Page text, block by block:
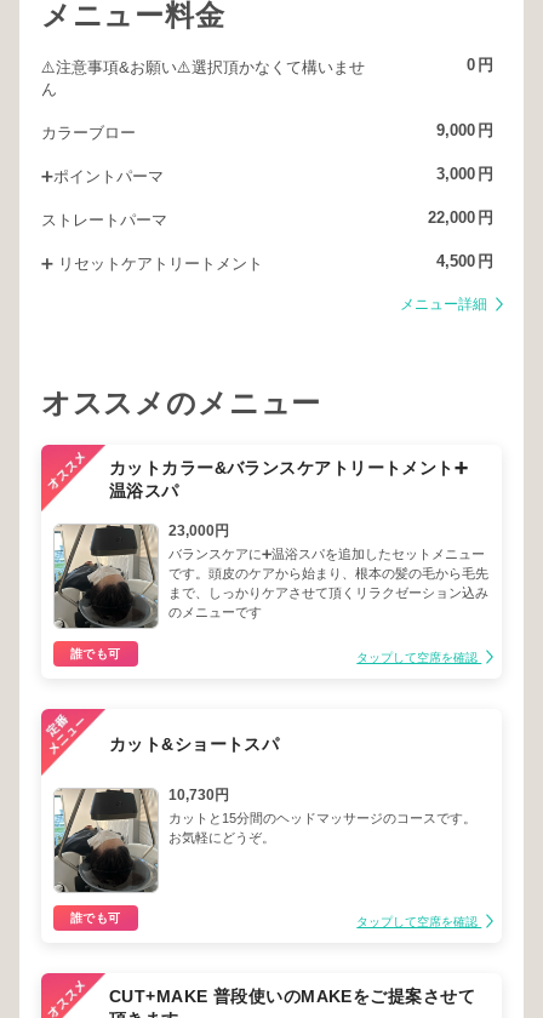
実際に上原さんがつくるヘアスタイルや、お客様からのレビューを見
ていただければ、すぐにその意味が理解できるかと(^^)
よ。人に褒められるし。
「本当の意味で垢抜けるってこういうことなのね。」
な。）
きっとあなたにもピッタリの似合うが見つかるはずですよ。
メニュー料金
⚠️注意事項&お願い⚠️選択頂かなくて構いませ
ん
0 円
カラーブロー 9,000 円
➕ポイントパーマ 3,000 円
ストレートパーマ 22,000 円
➕ リセットケアトリートメント 4,500 円
メニュー詳細
オススメのメニュー
カットカラー&バランスケアトリートメント➕
温浴スパ
23,000円
バランスケアに➕温浴スパを追加したセットメニュー
です。頭皮のケアから始まり、根本の髪の毛から毛先
まで、しっかりケアさせて頂くリラクゼーション込み
のメニューです
誰でも可 タップして空席を確認
カット&ショートスパ
10,730円
カットと15分間のヘッドマッサージのコースです。
お気軽にどうぞ。
誰でも可 タップして空席を確認
CUT+MAKE 普段使いのMAKEをご提案させて